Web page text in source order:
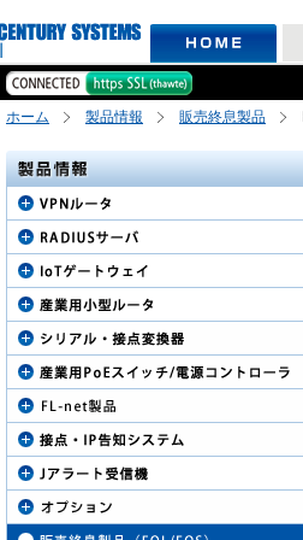
ホーム 製品情報 販売終息製品